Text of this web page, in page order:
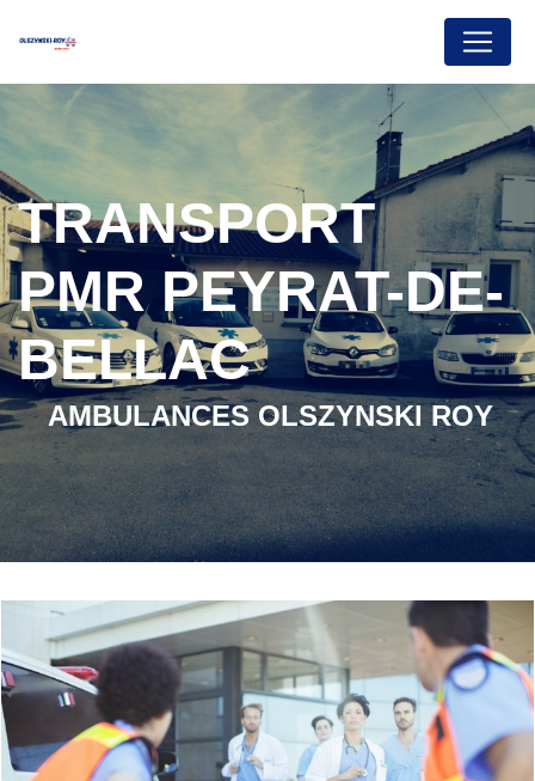
TRANSPORT
PMR PEYRAT-DE-
BELLAC
AMBULANCES OLSZYNSKI ROY